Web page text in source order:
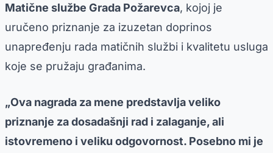
Matične službe Grada Požarevca, kojoj je
uručeno priznanje za izuzetan doprinos
unapređenju rada matičnih službi i kvalitetu usluga
koje se pružaju građanima.
„Ova nagrada za mene predstavlja veliko
priznanje za dosadašnji rad i zalaganje, ali
istovremeno i veliku odgovornost. Posebno mi je